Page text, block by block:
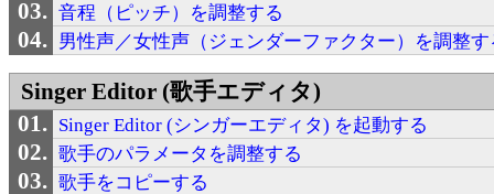
音程（ピッチ）を調整する
男性声／女性声（ジェンダーファクター）を調整す
Singer Editor (歌手エディタ)
Singer Editor (シンガーエディタ) を起動する
歌手のパラメータを調整する
歌手をコピーする